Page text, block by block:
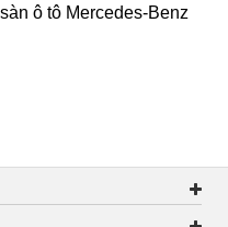
ô tô Mercedes-Benz